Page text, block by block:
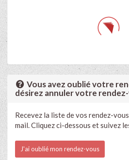
Vous avez oublié votre
désirez annuler votre
Recevez la liste de vos rendez-
mail. Cliquez ci-dessous et suivez
J'ai oublié mon rendez-vous